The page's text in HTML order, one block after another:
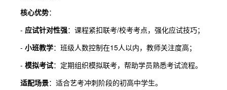
核心优势：
- 应试针对性强：课程紧扣联考/校考考点，强化应试技巧；
- 小班教学：班级人数控制在15人以内，教师关注度高；
- 模拟考试：定期组织模拟联考，帮助学员熟悉考试流程。
适配场景：适合艺考冲刺阶段的初高中学生。